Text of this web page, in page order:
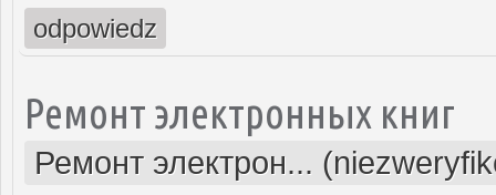
odpowiedz
Ремонт электронных книг
Ремонт электрон...